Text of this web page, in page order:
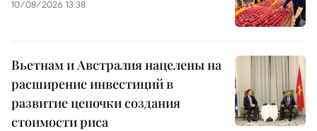
10/08/2026 13:38
Вьетнам и Австралия нацелены на
расширение инвестиций в
развитие цепочки создания
стоимости риса